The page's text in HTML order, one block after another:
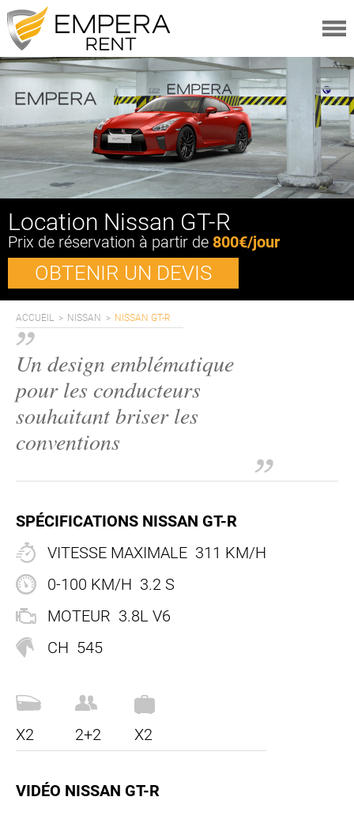
LOCATIONS
VÉHICULES
VÉHICULES
CATÉGORIES
MARQUES
OFFRES
A PROPOS
QUI SOMMES-NOUS
FAQ
MAGAZINE ITINÉRAIRES
CONDITIONS GÉNÉRALES
FR
Location Nissan GT-R
Prix de réservation à partir de 800€/jour
OBTENIR UN DEVIS
ACCUEIL NISSAN NISSAN GT-R
Un design emblématique
pour les conducteurs
souhaitant briser les
conventions
SPÉCIFICATIONS NISSAN GT-R
VITESSE MAXIMALE 311 KM/H
0-100 KM/H 3.2 S
MOTEUR 3.8L V6
CH 545
X2 2+2 X2
VIDÉO NISSAN GT-R